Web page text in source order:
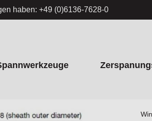
haben: +49 (0)6136-7628-0
für CD-Controller und Messtaster; mit